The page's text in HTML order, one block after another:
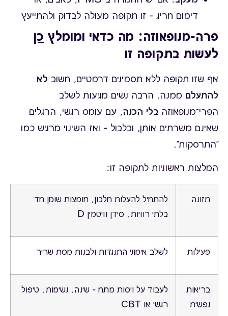
דימום חריג – זו תקופה מעולה לבדוק ולהתייעץ
פרה-מנופאוזה: מה כדאי ומומלץ כן
לעשות בתקופה זו
אף שזו תקופה ללא תסמינים דרמטיים, חשוב לא
להתעלם ממנה. הרבה נשים מגיעות לשלב
הפרי־מנופאוזה בלי הכנה, עם עומס רגשי, הרגלים
שאינם משרתים אותן, ובלבול – ואז השינוי מרגיש כמו
"התרסקות".
המלצות ראשוניות לתקופה זו:
תזונה
להתחיל להעלות חלבון, חומצות שומן חד
בלתי רוויות, סידן וויטמין D
פעילות לשלב אימוני התנגדות ולבנות מסת שריר
בריאות
נפשית
לעבוד על ויסות מתח – שינה, נשימות, טיפול
רגשי או CBT